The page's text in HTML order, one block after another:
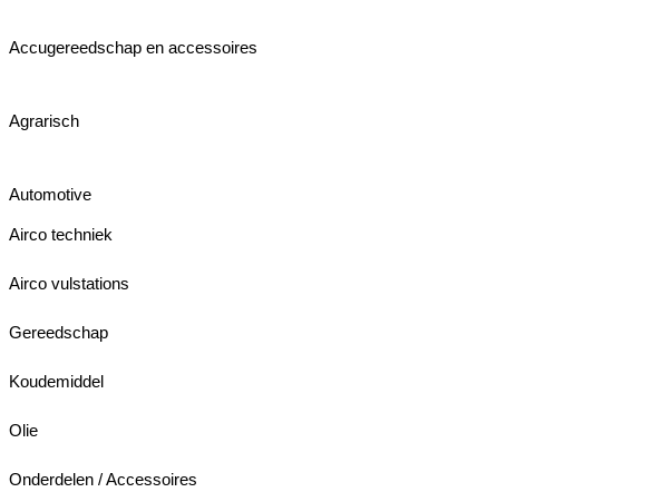
Accugereedschap en accessoires
Agrarisch
Automotive
Airco techniek
Airco vulstations
Gereedschap
Koudemiddel
Olie
Onderdelen / Accessoires